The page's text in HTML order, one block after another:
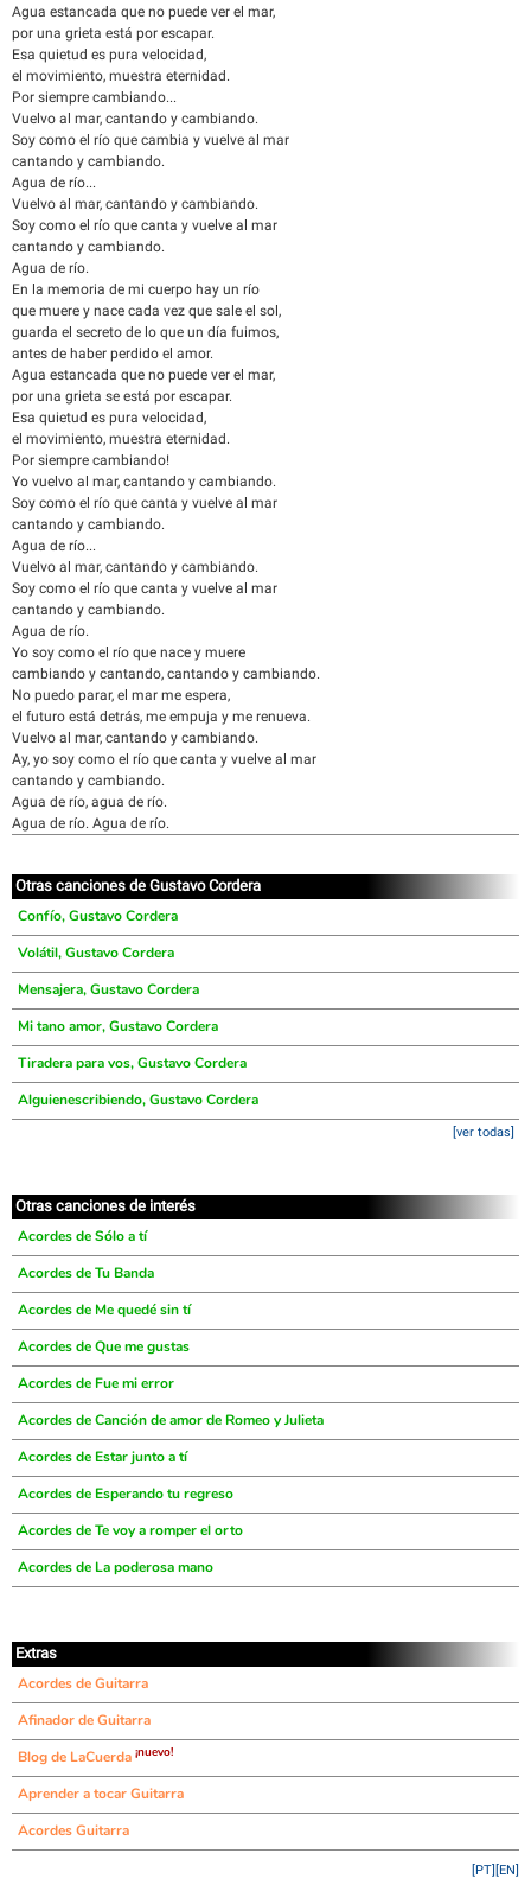
Agua estancada que no puede ver el mar,
por una grieta está por escapar.
Esa quietud es pura velocidad,
el movimiento, muestra eternidad.
Por siempre cambiando...
Vuelvo al mar, cantando y cambiando.
Soy como el río que cambia y vuelve al mar
cantando y cambiando.
Agua de río...
Vuelvo al mar, cantando y cambiando.
Soy como el río que canta y vuelve al mar
cantando y cambiando.
Agua de río.
En la memoria de mi cuerpo hay un río
que muere y nace cada vez que sale el sol,
guarda el secreto de lo que un día fuimos,
antes de haber perdido el amor.
Agua estancada que no puede ver el mar,
por una grieta se está por escapar.
Esa quietud es pura velocidad,
el movimiento, muestra eternidad.
Por siempre cambiando!
Yo vuelvo al mar, cantando y cambiando.
Soy como el río que canta y vuelve al mar
cantando y cambiando.
Agua de río...
Vuelvo al mar, cantando y cambiando.
Soy como el río que canta y vuelve al mar
cantando y cambiando.
Agua de río.
Yo soy como el río que nace y muere
cambiando y cantando, cantando y cambiando.
No puedo parar, el mar me espera,
el futuro está detrás, me empuja y me renueva.
Vuelvo al mar, cantando y cambiando.
Ay, yo soy como el río que canta y vuelve al mar
cantando y cambiando.
Agua de río, agua de río.
Agua de río. Agua de río.
Otras canciones de Gustavo Cordera
Confío, Gustavo Cordera
Volátil, Gustavo Cordera
Mensajera, Gustavo Cordera
Mi tano amor, Gustavo Cordera
Tiradera para vos, Gustavo Cordera
Alguienescribiendo, Gustavo Cordera
[ver todas]
Otras canciones de interés
Acordes de Sólo a tí
Acordes de Tu Banda
Acordes de Me quedé sin tí
Acordes de Que me gustas
Acordes de Fue mi error
Acordes de Canción de amor de Romeo y Julieta
Acordes de Estar junto a tí
Acordes de Esperando tu regreso
Acordes de Te voy a romper el orto
Acordes de La poderosa mano
Extras
Acordes de Guitarra
Afinador de Guitarra
Blog de LaCuerda ¡nuevo!
Aprender a tocar Guitarra
Acordes Guitarra
[EN]
[PT]